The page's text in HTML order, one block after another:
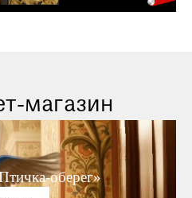
магазин
оберег»